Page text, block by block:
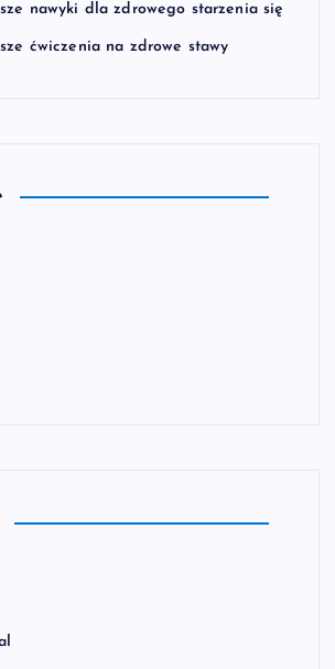
nawyki dla zdrowego starzenia się
ćwiczenia na zdrowe stawy